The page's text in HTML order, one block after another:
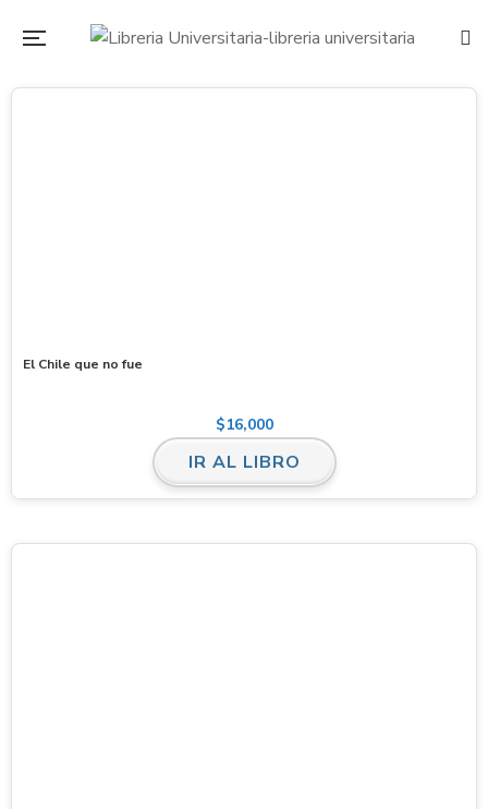
El Chile que no fue
$16,000
IR AL LIBRO